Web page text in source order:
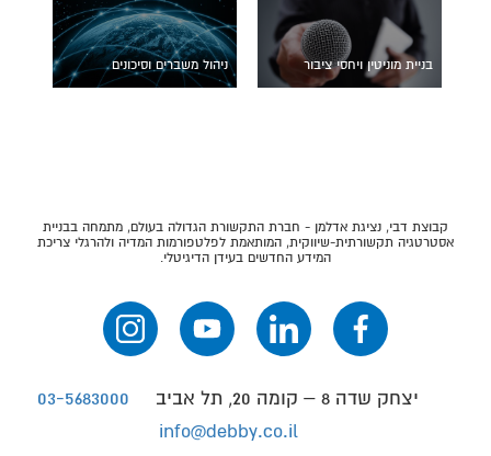
בניית מוניטין ויחסי ציבור ניהול משברים וסיכונים
קבוצת דבי, נציגת אדלמן - חברת התקשורת הגדולה בעולם, מתמחה בבניית
אסטרטגיה תקשורתית-שיווקית, המותאמת לפלטפורמות המדיה ולהרגלי צריכת
המידע החדשים בעידן הדיגיטלי.
יצחק שדה 8 – קומה 20, תל אביב
03-5683000
info@debby.co.il